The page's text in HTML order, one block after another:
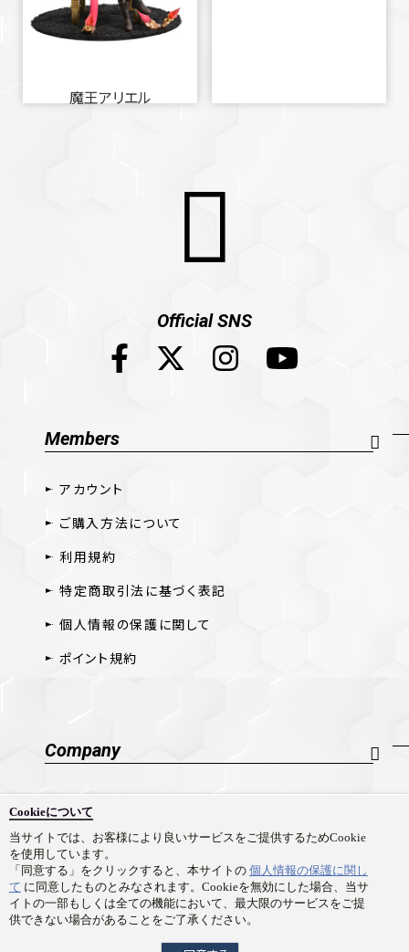
Cookieについて
当サイトでは、お客様により良いサービスをご提供するためCookie
を使用しています。
「同意する」をクリックすると、本サイトの 個人情報の保護に関し
て に同意したものとみなされます。Cookieを無効にした場合、当サ
イトの一部もしくは全ての機能において、最大限のサービスをご提
供できない場合があることをご了承ください。
魔王アリエル
Official SNS
Members
アカウント
ご購入方法について
利用規約
特定商取引法に基づく表記
個人情報の保護に関して
ポイント規約
Company
会社概要
採用情報
お問い合わせ